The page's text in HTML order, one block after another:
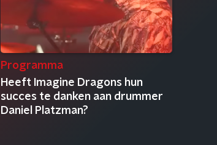
Programma
Heeft Imagine Dragons hun
succes te danken aan drummer
Daniel Platzman?